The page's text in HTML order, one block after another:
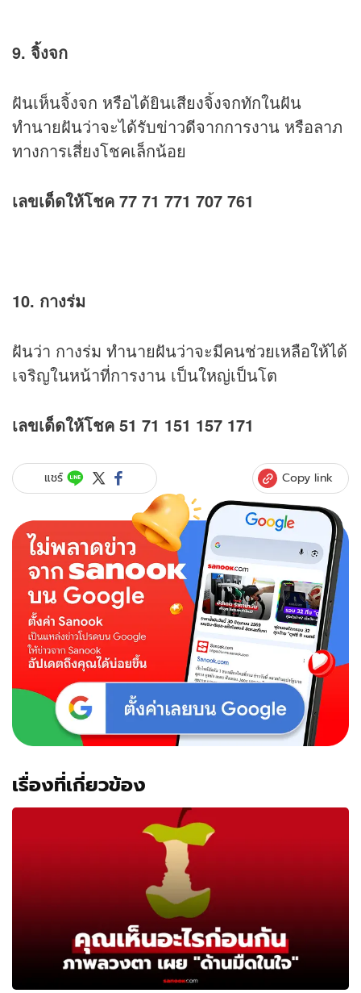
9. จิ้งจก
ฝันเห็นจิ้งจก หรือได้ยินเสียงจิ้งจกทักในฝัน
ทำนายฝันว่าจะได้รับข่าวดีจากการงาน หรือลาภ
ทางการเสี่ยงโชคเล็กน้อย
เลขเด็ดให้โชค 77 71 771 707 761
10. กางร่ม
ฝันว่า กางร่ม ทำนายฝันว่าจะมีคนช่วยเหลือให้ได้
เจริญในหน้าที่การงาน เป็นใหญ่เป็นโต
เลขเด็ดให้โชค 51 71 151 157 171
แชร์ Copy link
เรื่องที่เกี่ยวข้อง